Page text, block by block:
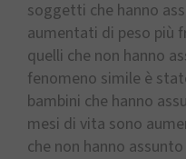
soggetti che hanno
aumentati di peso più
quelli che non hanno
fenomeno simile è
bambini che hanno
mesi di vita sono
che non hanno